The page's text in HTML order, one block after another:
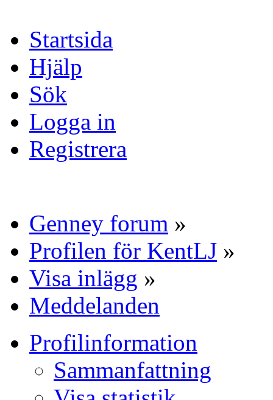
Startsida
Hjälp
Sök
Logga in
Registrera
Genney forum »
Profilen för KentLJ »
Visa inlägg »
Meddelanden
Profilinformation
Sammanfattning